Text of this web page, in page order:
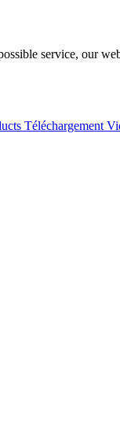
service, our
Téléchargement